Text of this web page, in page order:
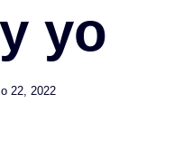
yo
22, 2022